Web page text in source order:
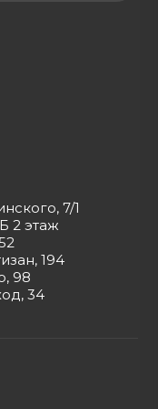
7/1
2 этаж
194
98
34